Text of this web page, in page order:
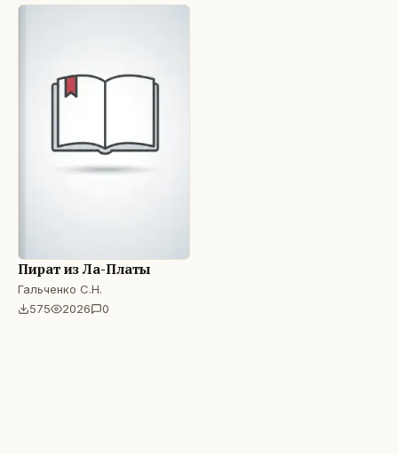
Пират из Ла-Платы
Гальченко С.Н.
575
2026 0